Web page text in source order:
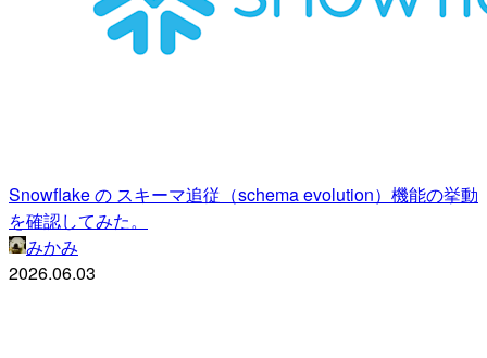
Snowflake の スキーマ追従（schema evolution）機能の挙動
を確認してみた。
みかみ
2026.06.03